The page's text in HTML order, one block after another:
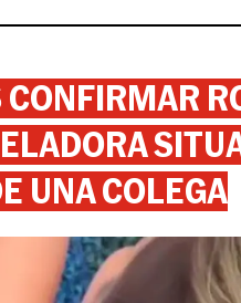
UNA COLEGA